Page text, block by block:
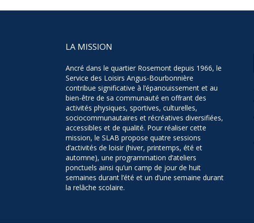
LA MISSION
Ancré dans le quartier Rosemont depuis 1966, le
Service des Loisirs Angus-Bourbonnière
contribue significative à l’épanouissement et au
bien-être de sa communauté en offrant des
activités physiques, sportives, culturelles,
sociocommunautaires et récréatives diversifiées,
accessibles et de qualité. Pour réaliser cette
mission, le SLAB propose quatre sessions
d’activités de loisir (hiver, printemps, été et
automne), une programmation d’ateliers
ponctuels ainsi qu’un camp de jour de huit
semaines durant l’été et un d’une semaine durant
la relâche scolaire.